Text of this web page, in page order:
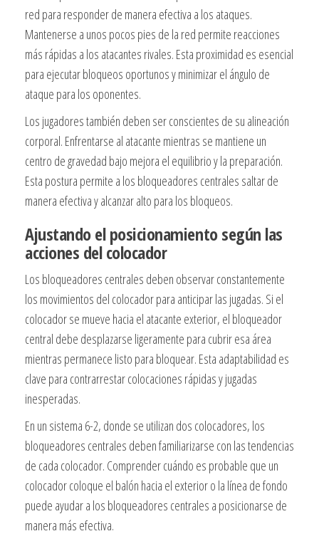
red para responder de manera efectiva a los ataques.
Mantenerse a unos pocos pies de la red permite reacciones
más rápidas a los atacantes rivales. Esta proximidad es esencial
para ejecutar bloqueos oportunos y minimizar el ángulo de
ataque para los oponentes.
Los jugadores también deben ser conscientes de su alineación
corporal. Enfrentarse al atacante mientras se mantiene un
centro de gravedad bajo mejora el equilibrio y la preparación.
Esta postura permite a los bloqueadores centrales saltar de
manera efectiva y alcanzar alto para los bloqueos.
Ajustando el posicionamiento según las
acciones del colocador
Los bloqueadores centrales deben observar constantemente
los movimientos del colocador para anticipar las jugadas. Si el
colocador se mueve hacia el atacante exterior, el bloqueador
central debe desplazarse ligeramente para cubrir esa área
mientras permanece listo para bloquear. Esta adaptabilidad es
clave para contrarrestar colocaciones rápidas y jugadas
inesperadas.
En un sistema 6-2, donde se utilizan dos colocadores, los
bloqueadores centrales deben familiarizarse con las tendencias
de cada colocador. Comprender cuándo es probable que un
colocador coloque el balón hacia el exterior o la línea de fondo
puede ayudar a los bloqueadores centrales a posicionarse de
manera más efectiva.